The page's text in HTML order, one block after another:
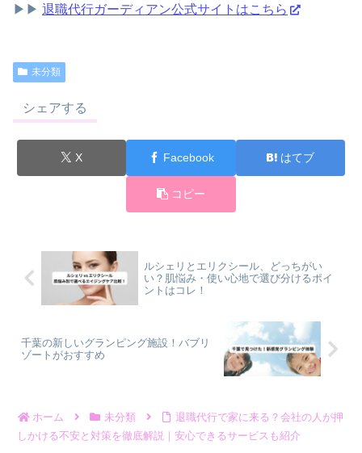
▶▶ 退職代行ガーディアン公式サイトはこちら
未分類
シェアする
X Facebook はてブ
コピー
ルシェリとエリクシール、どっちがい
い？肌悩み・使い心地で選び分けるポイ
ントはコレ！
千葉の新しいグランピング施設！バブリ
ゾートがおすすめ
ホーム 未分類
退職代行で家に来る？会社の人が押
しかける不安と対策を徹底解説｜安心できるサービスも紹介